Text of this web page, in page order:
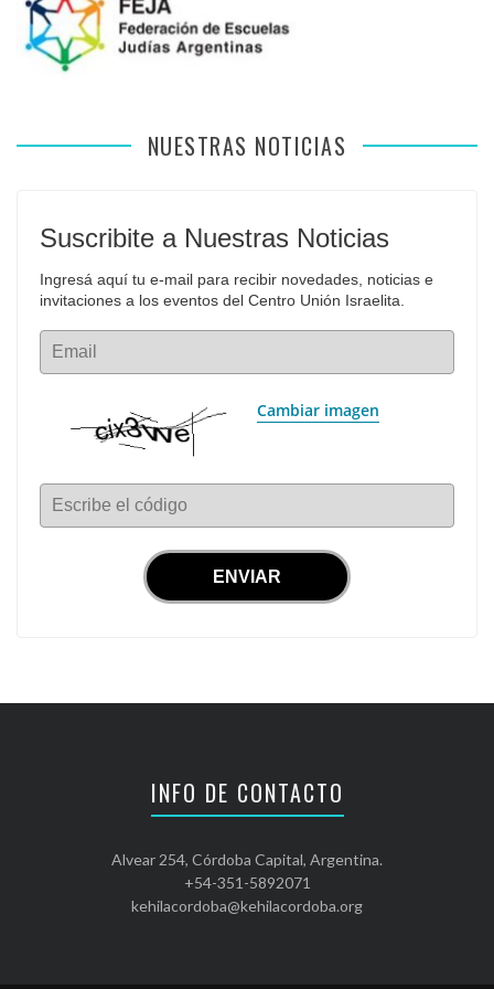
NUESTRAS NOTICIAS
Suscribite a Nuestras Noticias
Ingresá aquí tu e-mail para recibir novedades, noticias e
invitaciones a los eventos del Centro Unión Israelita.
Email
Cambiar imagen
Escribe el código
INFO DE CONTACTO
Alvear 254, Córdoba Capital, Argentina.
+54-351-5892071
kehilacordoba@kehilacordoba.org